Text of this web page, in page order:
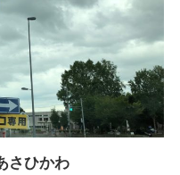
さひかわ